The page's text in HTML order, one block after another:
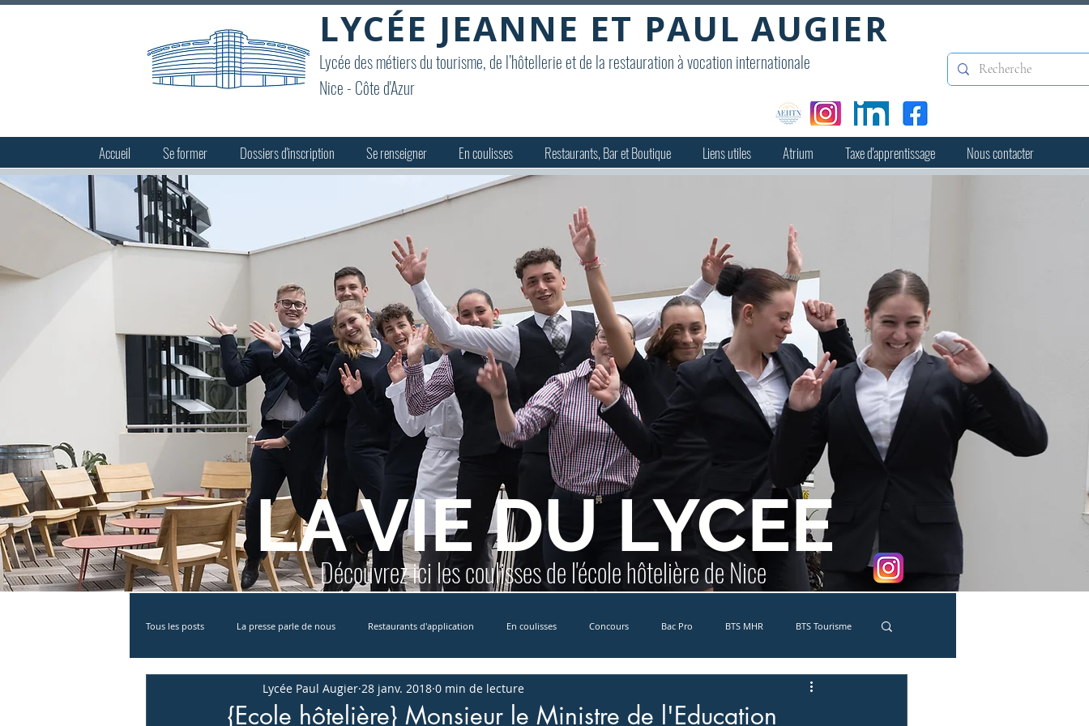
LYCÉE JEANNE ET PAUL AUGIER
Lycée des métiers du tourisme, de l’hôtellerie et de la restauration à vocation internationale
Nice - Côte d'Azur
Accueil Se former Dossiers d'inscription Se renseigner En coulisses Restaurants, Bar et Boutique Liens utiles Atrium Taxe d'apprentissage Nous contacter
Découvrez ici les coulisses de l'école hôtelière de Nice
LA VIE DU LYCEE
Tous les posts La presse parle de nous Restaurants d'application En coulisses Concours Bac Pro BTS MHR BTS Tourisme
MAN Bac STHR Erasmus+ MCCDR International MC Traiteur
{Ecole hôtelière} Monsieur le Ministre de l'Education
Lycée Paul Augier 28 janv. 2018 0 min de lecture